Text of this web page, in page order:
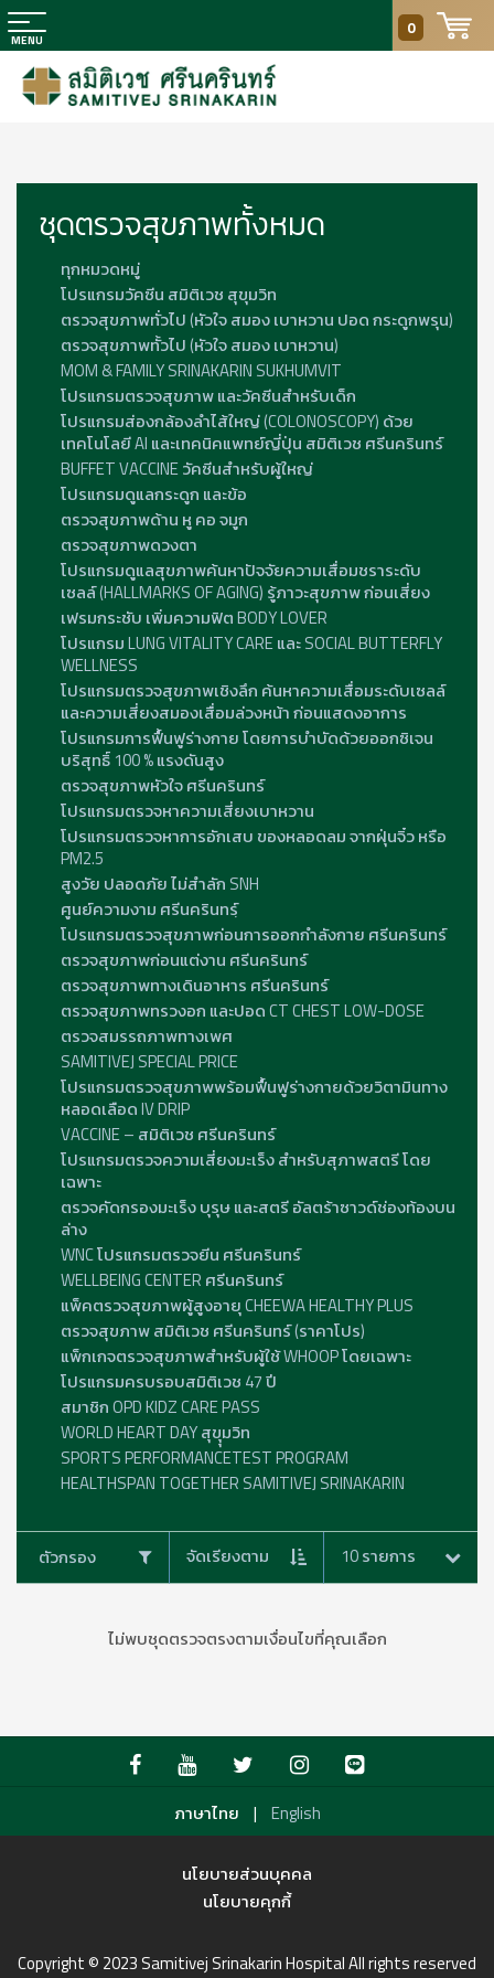
0
ชุดตรวจสุขภาพทั้งหมด
ทุกหมวดหมู่
โปรแกรมวัคซีน สมิติเวช สุขุมวิท
ตรวจสุขภาพทั่วไป (หัวใจ สมอง เบาหวาน ปอด กระดูกพรุน)
ตรวจสุขภาพทั้วไป (หัวใจ สมอง เบาหวาน)
MOM & FAMILY SRINAKARIN SUKHUMVIT
โปรแกรมตรวจสุขภาพ และวัคซีนสำหรับเด็ก
โปรแกรมส่องกล้องลำไส้ใหญ่ (COLONOSCOPY) ด้วย
เทคโนโลยี AI และเทคนิคแพทย์ญี่ปุ่น สมิติเวช ศรีนครินทร์
BUFFET VACCINE วัคซีนสำหรับผู้ใหญ่
โปรแกรมดูแลกระดูก และข้อ
ตรวจสุขภาพด้าน หู คอ จมูก
ตรวจสุขภาพดวงตา
โปรแกรมดูแลสุขภาพค้นหาปัจจัยความเสื่อมชราระดับ
เซลล์ (HALLMARKS OF AGING) รู้ภาวะสุขภาพ ก่อนเสี่ยง
เฟรมกระชับ เพิ่มความฟิต BODY LOVER
โปรแกรม LUNG VITALITY CARE และ SOCIAL BUTTERFLY
WELLNESS
โปรแกรมตรวจสุขภาพเชิงลึก ค้นหาความเสื่อมระดับเซลล์
และความเสี่ยงสมองเสื่อมล่วงหน้า ก่อนแสดงอาการ
โปรแกรมการฟื้นฟูร่างกาย โดยการบำบัดด้วยออกซิเจน
บริสุทธิ์ 100 % แรงดันสูง
ตรวจสุขภาพหัวใจ ศรีนครินทร์
โปรแกรมตรวจหาความเสี่ยงเบาหวาน
โปรแกรมตรวจหาการอักเสบ ของหลอดลม จากฝุ่นจิ๋ว หรือ
PM2.5
สูงวัย ปลอดภัย ไม่สำลัก SNH
ศูนย์ความงาม ศรีนครินทรฺ์
โปรแกรมตรวจสุขภาพก่อนการออกกำลังกาย ศรีนครินทร์
ตรวจสุขภาพก่อนแต่งาน ศรีนครินทร์
ตรวจสุขภาพทางเดินอาหาร ศรีนครินทร์
ตรวจสุขภาพทรวงอก และปอด CT CHEST LOW-DOSE
ตรวจสมรรถภาพทางเพศ
SAMITIVEJ SPECIAL PRICE
โปรแกรมตรวจสุขภาพพร้อมฟื้นฟูร่างกายด้วยวิตามินทาง
หลอดเลือด IV DRIP
VACCINE – สมิติเวช ศรีนครินทร์
โปรแกรมตรวจความเสี่ยงมะเร็ง สำหรับสุภาพสตรี โดย
เฉพาะ
ตรวจคัดกรองมะเร็ง บุรุษ และสตรี อัลตร้าซาวด์ช่องท้องบน
ล่าง
WNC โปรแกรมตรวจยีน ศรีนครินทร์
WELLBEING CENTER ศรีนครินทร์
แพ็คตรวจสุขภาพผู้สูงอายุ CHEEWA HEALTHY PLUS
ตรวจสุขภาพ สมิติเวช ศรีนครินทร์ (ราคาโปร)
แพ็กเกจตรวจสุขภาพสำหรับผู้ใช้ WHOOP โดยเฉพาะ
โปรแกรมครบรอบสมิติเวช 47 ปี
สมาชิก OPD KIDZ CARE PASS
WORLD HEART DAY สุขุุมวิท
SPORTS PERFORMANCETEST PROGRAM
HEALTHSPAN TOGETHER SAMITIVEJ SRINAKARIN
ตัวกรอง จัดเรียงตาม 10 รายการ
ไม่พบชุดตรวจตรงตามเงื่อนไขที่คุณเลือก
ภาษาไทย | English
นโยบายส่วนบุคคล
นโยบายคุกกี้
Copyright © 2023 Samitivej Srinakarin Hospital All rights reserved